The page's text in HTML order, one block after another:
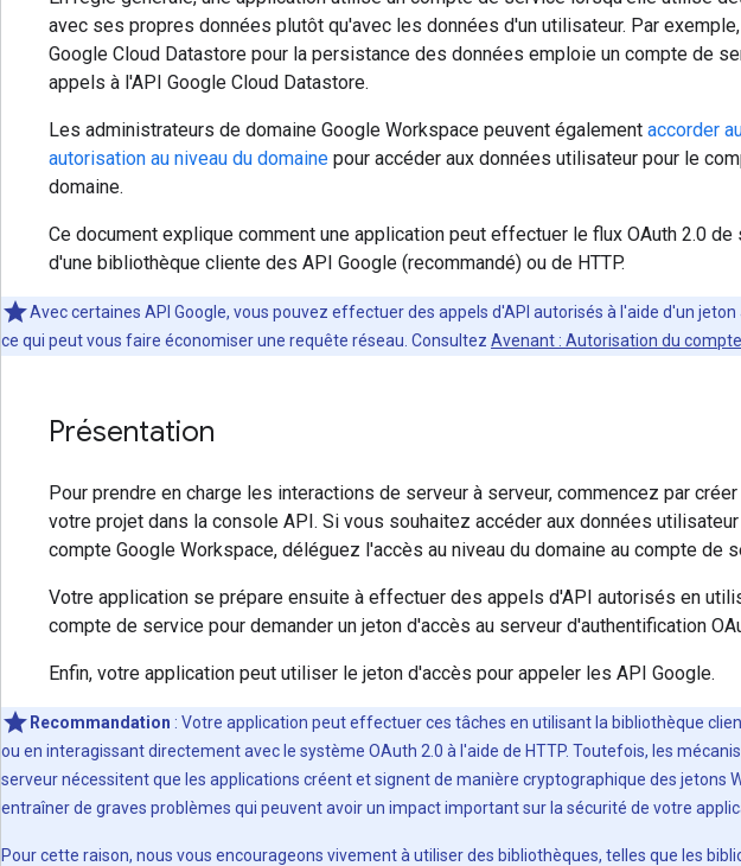
avec ses propres données plutôt qu'avec les données d'un utilisateur. Par
Google Cloud Datastore pour la persistance des données emploie un compte de
appels à l'API Google Cloud Datastore.
Les administrateurs de domaine Google Workspace peuvent également accorder
autorisation au niveau du domaine pour accéder aux données utilisateur pour le
domaine.
Ce document explique comment une application peut effectuer le flux OAuth 2.0 de
d'une bibliothèque cliente des API Google (recommandé) ou de HTTP.
Avec certaines API Google, vous pouvez effectuer des appels d'API autorisés à l'aide d'un
ce qui peut vous faire économiser une requête réseau. Consultez Avenant : Autorisation du
Présentation
Pour prendre en charge les interactions de serveur à serveur, commencez par
votre projet dans la console API. Si vous souhaitez accéder aux données
compte Google Workspace, déléguez l'accès au niveau du domaine au compte de
Votre application se prépare ensuite à effectuer des appels d'API autorisés en
compte de service pour demander un jeton d'accès au serveur d'authentification
Enfin, votre application peut utiliser le jeton d'accès pour appeler les API Google.
Recommandation : Votre application peut effectuer ces tâches en utilisant la bibliothèque
ou en interagissant directement avec le système OAuth 2.0 à l'aide de HTTP. Toutefois, les
serveur nécessitent que les applications créent et signent de manière cryptographique des jetons
entraîner de graves problèmes qui peuvent avoir un impact important sur la sécurité de votre
Pour cette raison, nous vous encourageons vivement à utiliser des bibliothèques, telles que les